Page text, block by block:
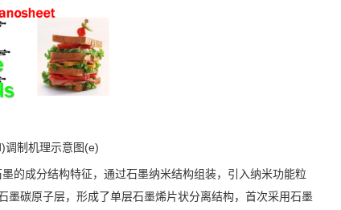
调制机理示意图(e)
的成分结构特征，通过石墨纳米结构组装，引入纳米功能粒
墨碳原子层，形成了单层石墨烯片状分离结构，首次采用石墨